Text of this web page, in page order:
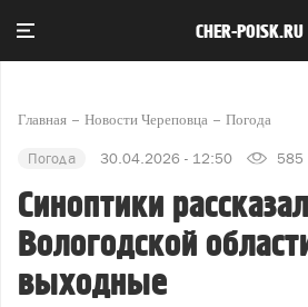
CHER-POISK.RU
Главная Новости Череповца Погода
Погода 30.04.2026 - 12:50 585
Синоптики
Вологодской
выходные